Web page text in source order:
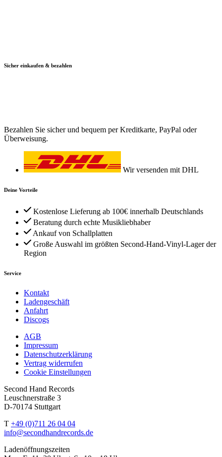
Sicher einkaufen & bezahlen
Bezahlen Sie sicher und bequem per Kreditkarte, PayPal oder
Überweisung.
Wir versenden mit DHL
Deine Vorteile
Kostenlose Lieferung ab 100€ innerhalb Deutschlands
Beratung durch echte Musikliebhaber
Ankauf von Schallplatten
Große Auswahl im größten Second-Hand-Vinyl-Lager der
Region
Service
Kontakt
Ladengeschäft
Anfahrt
Discogs
AGB
Impressum
Datenschutzerklärung
Vertrag widerrufen
Cookie Einstellungen
Second Hand Records
Leuschnerstraße 3
D-70174 Stuttgart
T +49 (0)711 26 04 04
info@secondhandrecords.de
Ladenöffnungszeiten